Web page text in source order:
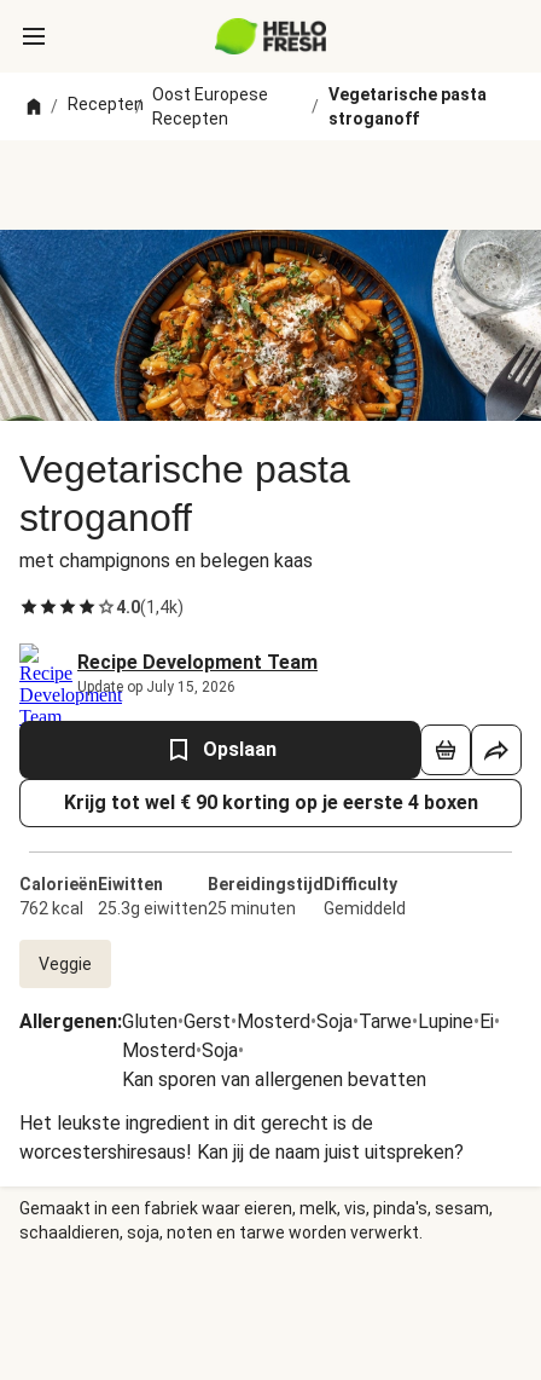
/ Recepten
/
Oost Europese
Recepten
/
Vegetarische pasta
stroganoff
Vegetarische pasta
stroganoff
met champignons en belegen kaas
4.0(1,4k)
Recipe Development Team
Update op July 15, 2026
Opslaan
Krijg tot wel € 90 korting op je eerste 4 boxen
Calorieën
762 kcal
Eiwitten
25.3g eiwitten
Bereidingstijd
25 minuten
Difficulty
Gemiddeld
Veggie
Allergenen:Gluten•Gerst•Mosterd•Soja•Tarwe•Lupine•Ei•
Mosterd•Soja•
Kan sporen van allergenen bevatten
Het leukste ingredient in dit gerecht is de
worcestershiresaus! Kan jij de naam juist uitspreken?
Gemaakt in een fabriek waar eieren, melk, vis, pinda's, sesam,
schaaldieren, soja, noten en tarwe worden verwerkt.